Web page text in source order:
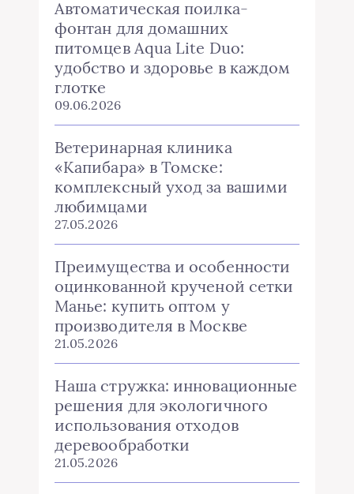
Автоматическая поилка-
фонтан для домашних
питомцев Aqua Lite Duo:
удобство и здоровье в каждом
глотке
09.06.2026
Ветеринарная клиника
«Капибара» в Томске:
комплексный уход за вашими
любимцами
27.05.2026
Преимущества и особенности
оцинкованной крученой сетки
Манье: купить оптом у
производителя в Москве
21.05.2026
Наша стружка: инновационные
решения для экологичного
использования отходов
деревообработки
21.05.2026